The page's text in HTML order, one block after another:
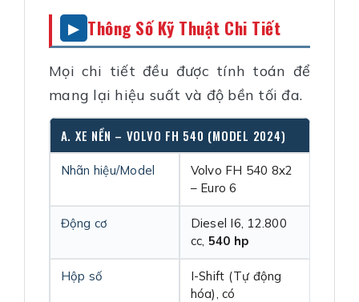
Thông Số Kỹ Thuật Chi Tiết
Mọi chi tiết đều được tính toán để
mang lại hiệu suất và độ bền tối đa.
A. XE NỀN – VOLVO FH 540 (MODEL 2024)
Nhãn hiệu/Model
Volvo FH 540 8x2
– Euro 6
Động cơ
Diesel I6, 12.800
cc, 540 hp
Hộp số
I-Shift (Tự động
hóa), có